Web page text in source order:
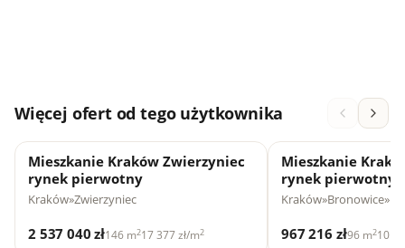
Więcej ofert od tego użytkownika
Mieszkanie Kraków Zwierzyniec
rynek pierwotny
Kraków»Zwierzyniec
2 537 040 zł146 m217 377 zł/m2
Mieszkanie
rynek pierwotny
Kraków»Bronowice»
967 216 zł96 m210